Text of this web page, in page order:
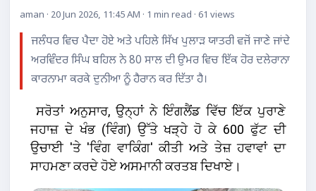
aman · 20 Jun 2026, 11:45 AM · 1 min read · 61 views
ਜਲੰਧਰ ਵਿਚ ਪੈਦਾ ਹੋਏ ਅਤੇ ਪਹਿਲੇ ਸਿੱਖ ਪੁਲਾੜ ਯਾਤਰੀ ਵਜੋਂ ਜਾਣੇ ਜਾਂਦੇ
ਅਰਵਿੰਦਰ ਸਿੰਘ ਬਹਿਲ ਨੇ 80 ਸਾਲ ਦੀ ਉਮਰ ਵਿਚ ਇੱਕ ਹੋਰ ਦਲੇਰਾਨਾ
ਕਾਰਨਾਮਾ ਕਰਕੇ ਦੁਨੀਆ ਨੂੰ ਹੈਰਾਨ ਕਰ ਦਿੱਤਾ ਹੈ।
ਸਰੋਤਾਂ ਅਨੁਸਾਰ, ਉਨ੍ਹਾਂ ਨੇ ਇੰਗਲੈਂਡ ਵਿੱਚ ਇੱਕ ਪੁਰਾਣੇ
ਜਹਾਜ਼ ਦੇ ਖੰਭ (ਵਿੰਗ) ਉੱਤੇ ਖੜ੍ਹੇ ਹੋ ਕੇ 600 ਫੁੱਟ ਦੀ
ਉਚਾਈ 'ਤੇ 'ਵਿੰਗ ਵਾਕਿੰਗ' ਕੀਤੀ ਅਤੇ ਤੇਜ਼ ਹਵਾਵਾਂ ਦਾ
ਸਾਹਮਣਾ ਕਰਦੇ ਹੋਏ ਅਸਮਾਨੀ ਕਰਤਬ ਦਿਖਾਏ।